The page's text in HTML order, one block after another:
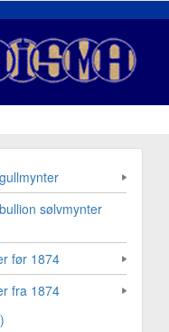
sølvmynter
før 1874
fra 1874